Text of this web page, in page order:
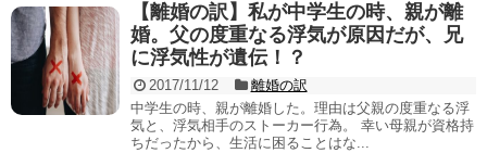
【離婚の訳】私が中学生の時、親が離
婚。父の度重なる浮気が原因だが、兄
に浮気性が遺伝！？
2017/11/12
離婚の訳
中学生の時、親が離婚した。理由は父親の度重なる浮
気と、浮気相手のストーカー行為。 幸い母親が資格持
ちだったから、生活に困ることはな...